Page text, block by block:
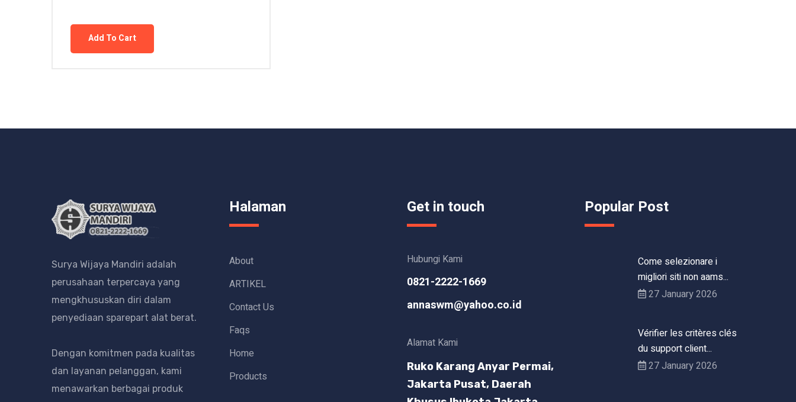
Add To Cart
Surya Wijaya Mandiri adalah
perusahaan terpercaya yang
mengkhususkan diri dalam
penyediaan sparepart alat berat.
Dengan komitmen pada kualitas
dan layanan pelanggan, kami
menawarkan berbagai produk
Halaman
About
ARTIKEL
Contact Us
Faqs
Home
Products
Get in touch
Hubungi Kami
0821-2222-1669
annaswm@yahoo.co.id
Alamat Kami
Ruko Karang Anyar Permai,
Jakarta Pusat, Daerah
Popular Post
Come selezionare i
migliori siti non aams...
27 January 2026
Vérifier les critères clés
du support client...
27 January 2026